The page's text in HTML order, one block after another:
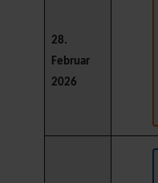
28.
Februar
2026